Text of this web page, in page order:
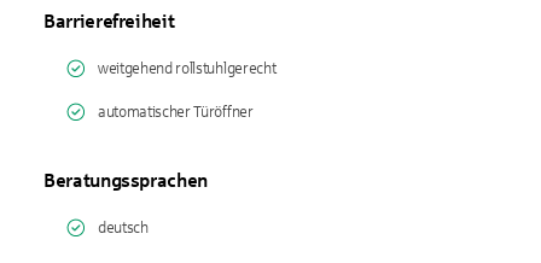
Barrierefreiheit
weitgehend rollstuhlgerecht
automatischer Türöffner
Beratungssprachen
deutsch